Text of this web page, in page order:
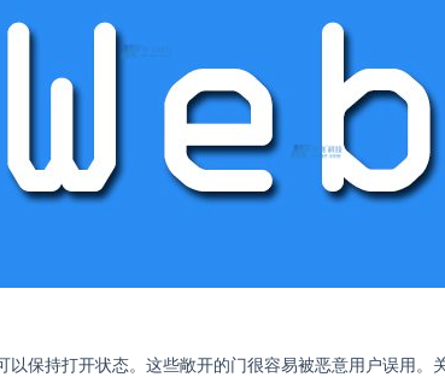
以保持打开状态。这些敞开的门很容易被恶意用户误用。